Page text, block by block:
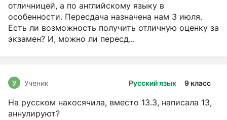
отличницей, а по английскому языку в
особенности. Пересдача назначена нам 3 июля.
Есть ли возможность получить отличную оценку за
экзамен? И, можно ли пересд...
Русский язык 9 класс
У Ученик
На русском накосячила, вместо 13.3, написала 13,
аннулируют?